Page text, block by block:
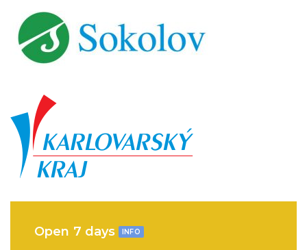
Open 7 days INFO